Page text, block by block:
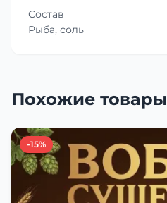
Состав
Рыба, соль
Похожие товары
-15%